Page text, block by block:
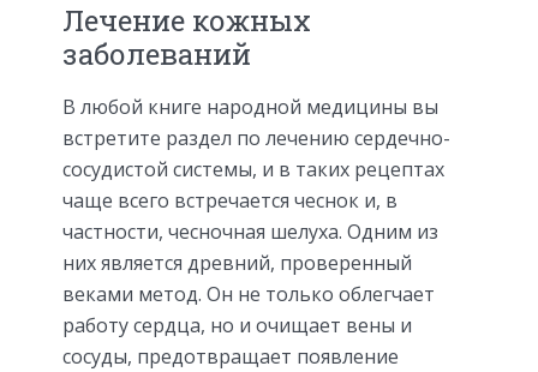
Лечение кожных
заболеваний
В любой книге народной медицины вы
встретите раздел по лечению сердечно-
сосудистой системы, и в таких рецептах
чаще всего встречается чеснок и, в
частности, чесночная шелуха. Одним из
них является древний, проверенный
веками метод. Он не только облегчает
работу сердца, но и очищает вены и
сосуды, предотвращает появление